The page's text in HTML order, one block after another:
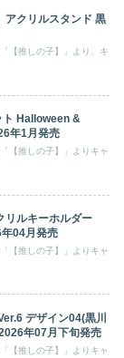
アクリルスタンド 黒
【推しの子】」より、キ
ト Halloween &
年1月発売
【推しの子】」よりキャ
リルキーホルダー
04月発売
【推しの子】」よりキャ
デザイン04(黒川
年07月下旬発売
【推しの子】」よりキャ